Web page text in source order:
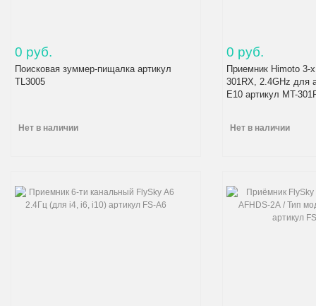
0 руб.
Поисковая зуммер-пищалка артикул
TL3005
Нет в наличии
0 руб.
Приемник Himoto 3-
301RX, 2.4GHz для
E10 артикул MT-
Нет в наличии